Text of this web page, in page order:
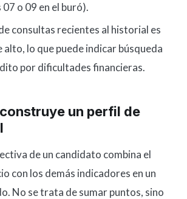
o 09 en el buró).
consultas recientes al historial es
alto, lo que puede indicar búsqueda
por dificultades financieras.
un perfil de
de un candidato combina el
con los demás indicadores en un
No se trata de sumar puntos, sino